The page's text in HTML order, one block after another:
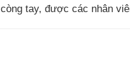
còng tay, được các nhân